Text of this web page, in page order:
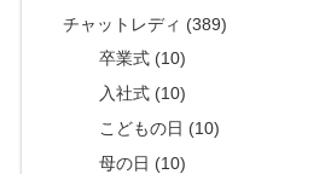
チャットレディ (389)
卒業式 (10)
入社式 (10)
こどもの日 (10)
母の日 (10)